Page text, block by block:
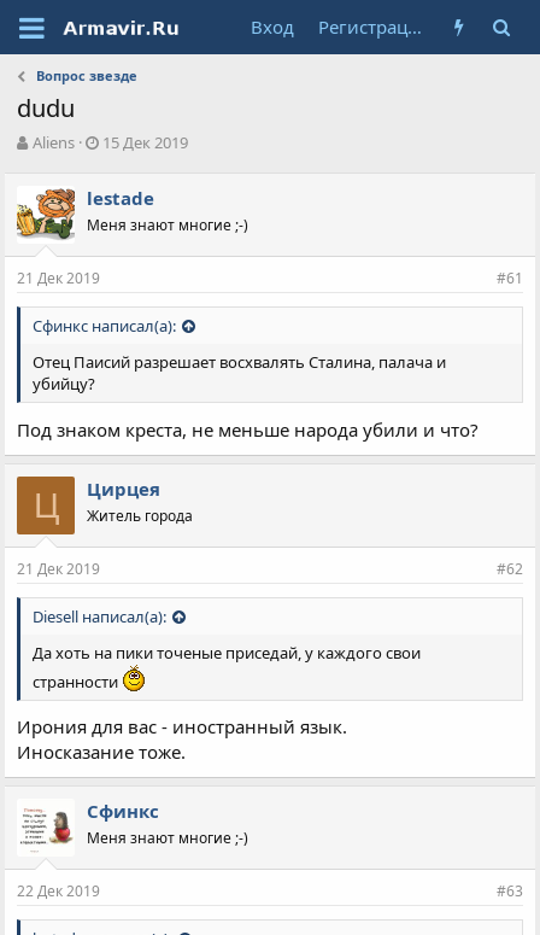
Вход Регистрация
Вопрос звезде
dudu
А
о
р
т
е
м
ы
Aliens
Д
а
н
л
а
15 Дек 2019
lestade
Меня знают многие ;-)
21 Дек 2019 #61
Сфинкс написал(а):
Отец Паисий разрешает восхвалять Сталина, палача и
убийцу?
Под знаком креста, не меньше народа убили и что?
Ц Цирцея
Житель города
21 Дек 2019 #62
Diesell написал(а):
Да хоть на пики точеные приседай, у каждого свои
странности
Ирония для вас - иностранный язык.
Иносказание тоже.
Сфинкс
Меня знают многие ;-)
22 Дек 2019 #63